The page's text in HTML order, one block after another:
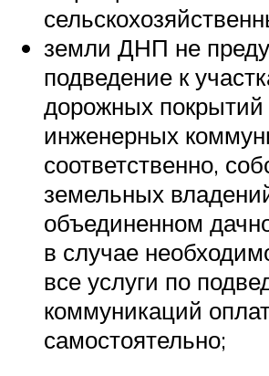
земли ДНП не
подведение к
дорожных покрытий
инженерных
соответственно,
земельных
объединенном
в случае
все услуги по
коммуникаций
самостоятельно;